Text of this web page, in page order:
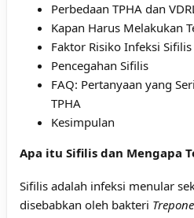
Perbedaan TPHA dan
Kapan Harus Melakukan
Faktor Risiko Infeksi Sifilis
Pencegahan Sifilis
FAQ: Pertanyaan yang
TPHA
Kesimpulan
Apa itu Sifilis dan Mengapa
Sifilis adalah infeksi menular
disebabkan oleh bakteri